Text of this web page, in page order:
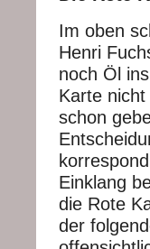
Im oben
Henri
noch Öl
Karte
schon
Einklang
die Rote
der